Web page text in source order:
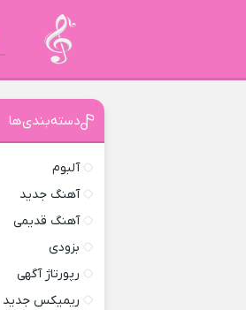
دسته‌بندی‌ها
آلبوم
آهنگ جدید
آهنگ قدیمی
بزودی
رپورتاژ آگهی
ریمیکس جدید